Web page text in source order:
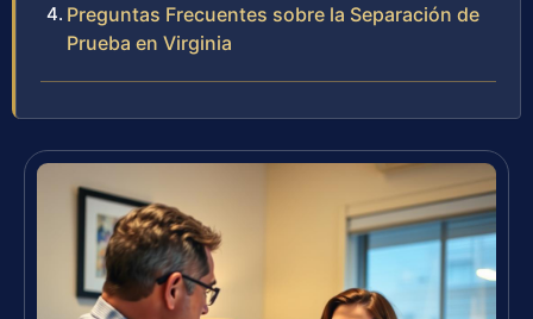
Preguntas Frecuentes sobre la Separación de
Prueba en Virginia